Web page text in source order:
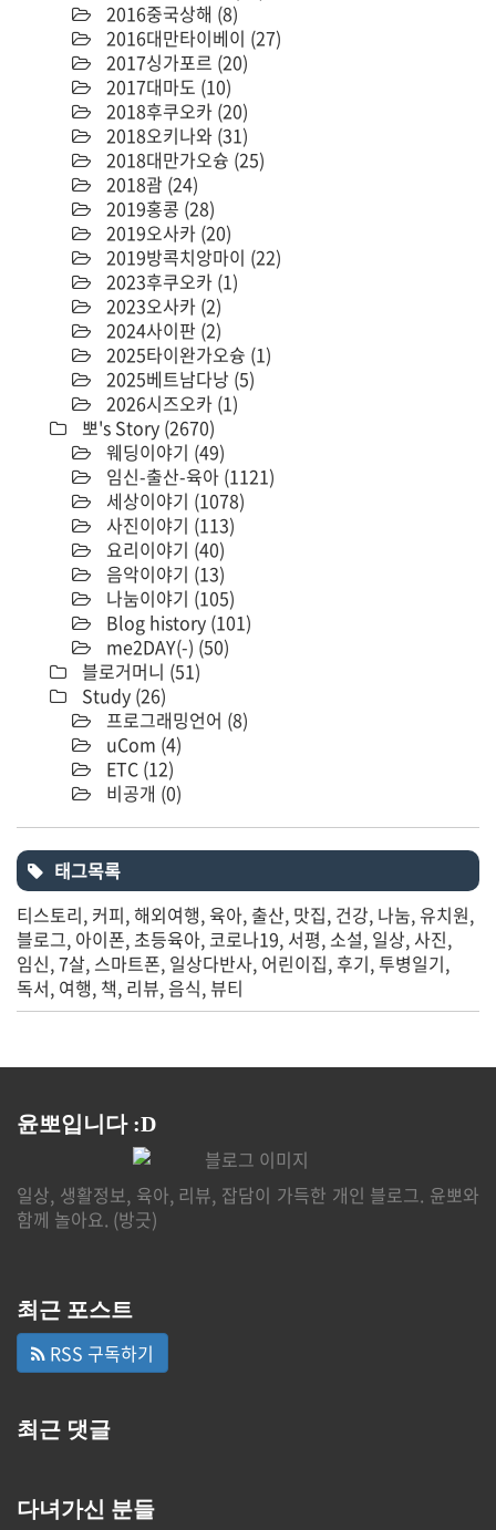
2016중국상해 (8)
2016대만타이베이 (27)
2017싱가포르 (20)
2017대마도 (10)
2018후쿠오카 (20)
2018오키나와 (31)
2018대만가오슝 (25)
2018괌 (24)
2019홍콩 (28)
2019오사카 (20)
2019방콕치앙마이 (22)
2023후쿠오카 (1)
2023오사카 (2)
2024사이판 (2)
2025타이완가오슝 (1)
2025베트남다낭 (5)
2026시즈오카 (1)
뽀's Story (2670)
웨딩이야기 (49)
임신-출산-육아 (1121)
세상이야기 (1078)
사진이야기 (113)
요리이야기 (40)
음악이야기 (13)
나눔이야기 (105)
Blog history (101)
me2DAY(-) (50)
블로거머니 (51)
Study (26)
프로그래밍언어 (8)
uCom (4)
ETC (12)
비공개 (0)
태그목록
티스토리 커피 해외여행 육아 출산 맛집 건강 나눔 유치원
블로그 아이폰 초등육아 코로나19 서평 소설 일상 사진
임신 7살 스마트폰 일상다반사 어린이집 후기 투병일기
독서 여행 책 리뷰 음식 뷰티
윤뽀입니다 :D
일상, 생활정보, 육아, 리뷰, 잡담이 가득한 개인 블로그. 윤뽀와
함께 놀아요. (방긋)
최근 포스트
RSS 구독하기
최근 댓글
다녀가신 분들